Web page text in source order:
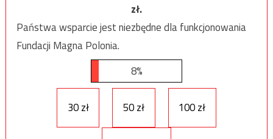
zł.
Państwa wsparcie jest niezbędne dla funkcjonowania
Fundacji Magna Polonia.
8%
30 zł 50 zł 100 zł